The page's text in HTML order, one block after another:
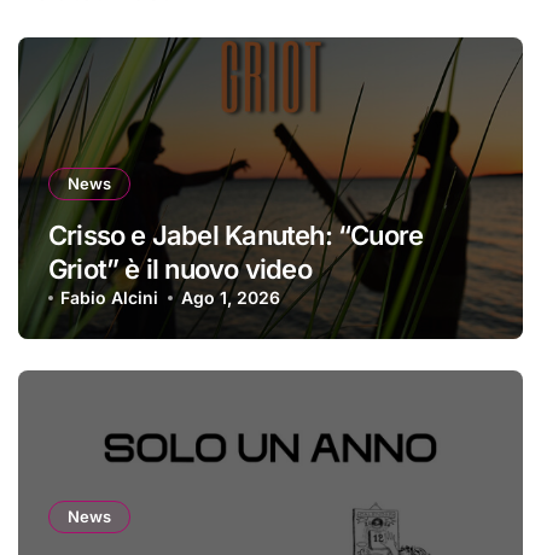
News
Crisso e Jabel Kanuteh: “Cuore
Griot” è il nuovo video
Fabio Alcini Ago 1, 2026
News